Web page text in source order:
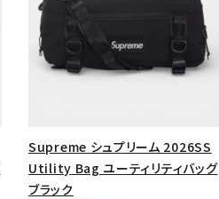
Supreme シュプリーム 2026SS
Utility Bag ユーティリティバッグ
ブラック